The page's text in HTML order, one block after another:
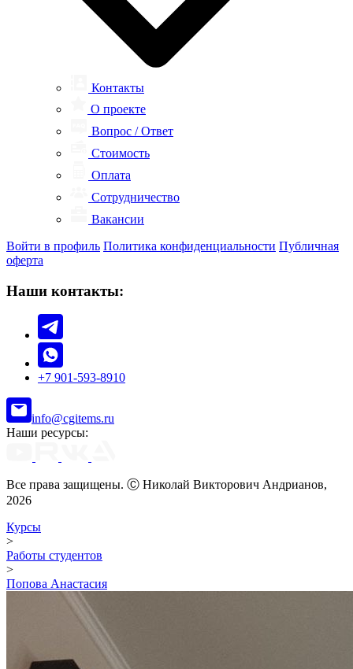
Контакты
О проекте
Вопрос / Ответ
Стоимость
Оплата
Сотрудничество
Вакансии
Войти в профиль Политика конфиденциальности Публичная
оферта
Наши контакты:
+7 901-593-8910
info@cgitems.ru
Наши ресурсы:
Все права защищены. Ⓒ Николай Викторович Андрианов,
2026
Курсы
>
Работы студентов
>
Попова Анастасия